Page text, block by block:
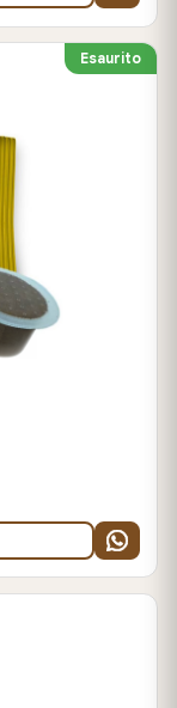
Esaurito